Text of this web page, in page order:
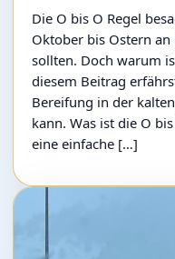
Die O bis O Regel
Oktober bis Ostern an
sollten. Doch warum
diesem Beitrag
Bereifung in der
kann. Was ist die O
eine einfache […]